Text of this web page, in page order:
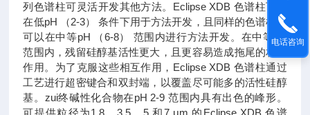
列色谱柱可灵活开发其他方法。Eclipse XDB 色谱柱可以
在低pH （2-3） 条件下用于方法开发，且同样的色谱柱还
可以在中等pH （6-8） 范围内进行方法开发。在中等pH
范围内，残留硅醇基活性更大，且更容易造成拖尾的相互
作用。为了克服这些相互作用，Eclipse XDB 色谱柱通过
工艺进行超密键合和双封端，以覆盖尽可能多的活性硅醇
基。zui终碱性化合物在pH 2-9 范围内具有出色的峰形。
可提供粒径为1.8、3.5、5 和7 μm 的Eclipse XDB 色谱
电话咨询